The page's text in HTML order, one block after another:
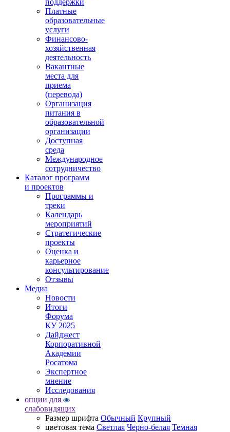
Платные
образовательные
услуги
Финансово-
хозяйственная
деятельность
Вакантные
места для
приема
(перевода)
Организация
питания в
образовательной
организации
Доступная
среда
Международное
сотрудничество
Каталог программ
и проектов
Программы и
треки
Календарь
мероприятий
Стратегические
проекты
Оценка и
карьерное
консультирование
Отзывы
Медиа
Новости
Итоги
Форума
КУ 2025
Дайджест
Корпоративной
Академии
Росатома
Экспертное
мнение
Исследования
опции для
слабовидящих
Размер шрифта Обычный Крупный
цветовая тема Светлая Черно-белая Темная